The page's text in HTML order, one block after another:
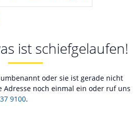
ist schiefgelaufen!
oder sie ist gerade nicht
noch einmal ein oder ruf uns
9100.